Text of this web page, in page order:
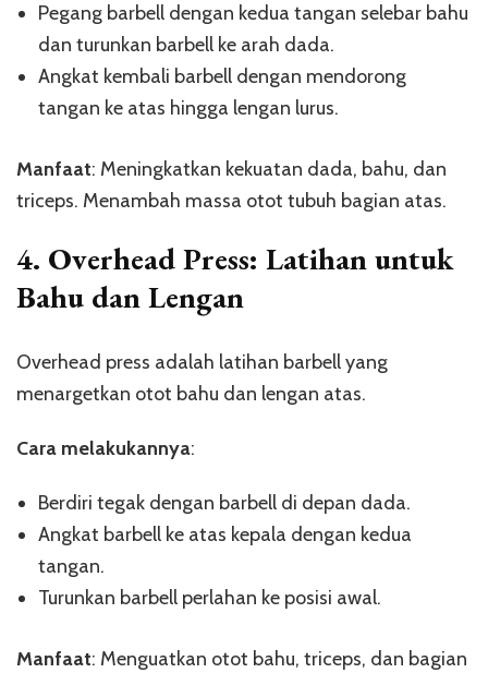
Pegang barbell dengan kedua tangan selebar bahu
dan turunkan barbell ke arah dada.
Angkat kembali barbell dengan mendorong
tangan ke atas hingga lengan lurus.
Manfaat: Meningkatkan kekuatan dada, bahu, dan
triceps. Menambah massa otot tubuh bagian atas.
4. Overhead Press: Latihan untuk
Bahu dan Lengan
Overhead press adalah latihan barbell yang
menargetkan otot bahu dan lengan atas.
Cara melakukannya:
Berdiri tegak dengan barbell di depan dada.
Angkat barbell ke atas kepala dengan kedua
tangan.
Turunkan barbell perlahan ke posisi awal.
Manfaat: Menguatkan otot bahu, triceps, dan bagian